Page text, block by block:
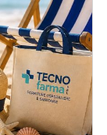
in regime
ambito estetico